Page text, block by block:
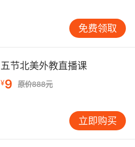
免费领取
五节北美外教直播课
¥9 原价888元
立即购买